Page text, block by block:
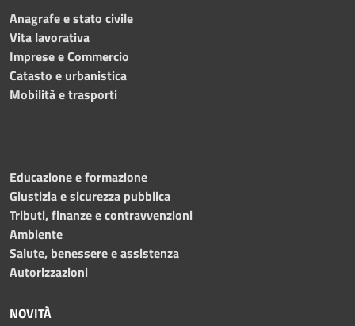
Anagrafe e stato civile
Vita lavorativa
Imprese e Commercio
Catasto e urbanistica
Mobilità e trasporti
Educazione e formazione
Giustizia e sicurezza pubblica
Tributi, finanze e contravvenzioni
Ambiente
Salute, benessere e assistenza
Autorizzazioni
NOVITÀ